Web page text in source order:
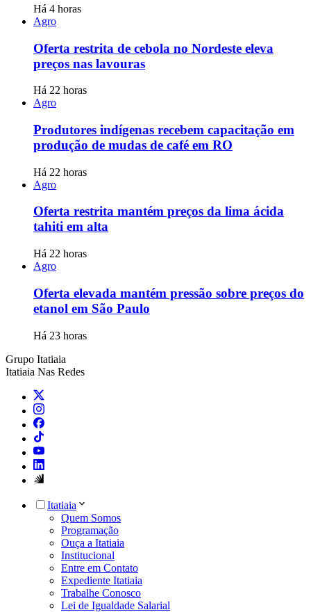
Há 4 horas
Agro
Oferta restrita de cebola no Nordeste eleva
preços nas lavouras
Há 22 horas
Agro
Produtores indígenas recebem capacitação em
produção de mudas de café em RO
Há 22 horas
Agro
Oferta restrita mantém preços da lima ácida
tahiti em alta
Há 22 horas
Agro
Oferta elevada mantém pressão sobre preços do
etanol em São Paulo
Há 23 horas
Grupo Itatiaia
Itatiaia Nas Redes
Itatiaia
Quem Somos
Programação
Ouça a Itatiaia
Institucional
Entre em Contato
Expediente Itatiaia
Trabalhe Conosco
Lei de Igualdade Salarial